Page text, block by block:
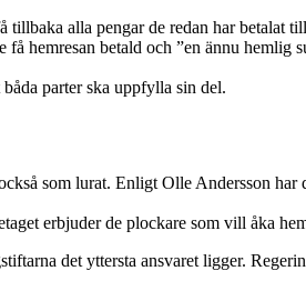
alla pengar de redan har betalat
hemresan betald och ”en ännu
parter ska uppfylla sin del.
som lurat. Enligt Olle Andersson
erbjuder de plockare som vill åka
det yttersta ansvaret ligger.